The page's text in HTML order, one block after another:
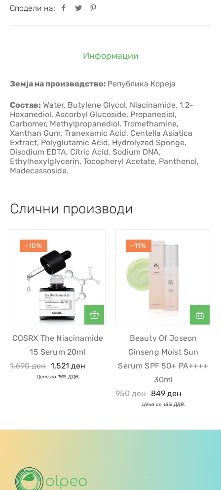
Сподели на:
Информации
Земја на производство: Република Кореја
Состав: Water, Butylene Glycol, Niacinamide, 1,2-
Hexanediol, Ascorbyl Glucoside, Propanediol,
Carbomer, Methylpropanediol, Tromethamine,
Xanthan Gum, Tranexamic Acid, Centella Asiatica
Extract, Polyglutamic Acid, Hydrolyzed Sponge,
Disodium EDTA, Citric Acid, Sodium DNA,
Ethylhexylglycerin, Tocopheryl Acetate, Panthenol,
Madecassoside.
Слични производи
-10%
COSRX The Niacinamide
15 Serum 20ml
1.690ден 1.521 ден
-11%
Beauty Of Joseon
Ginseng Moist Sun
Serum SPF 50+ PA++++
30ml
950ден 849 ден